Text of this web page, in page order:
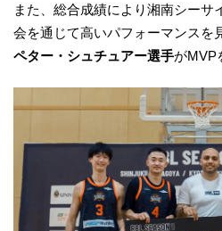
また、総合成績により湘南シーサ
会を通じて高いパフォーマンスを
ペター・シュチュアー選手がMVP